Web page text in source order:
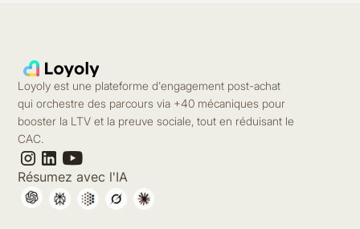
Loyoly est une plateforme d'engagement post-achat
qui orchestre des parcours via +40 mécaniques pour
booster la LTV et la preuve sociale, tout en réduisant le
CAC.
Résumez avec l'IA